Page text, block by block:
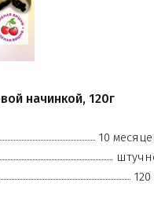
начинкой, 120г
10
120